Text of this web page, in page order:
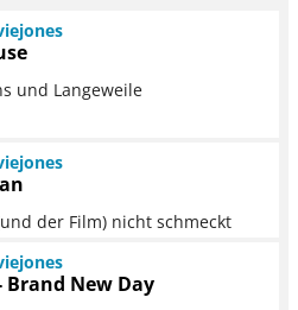
und Langeweile
der Film) nicht schmeckt
Brand New Day